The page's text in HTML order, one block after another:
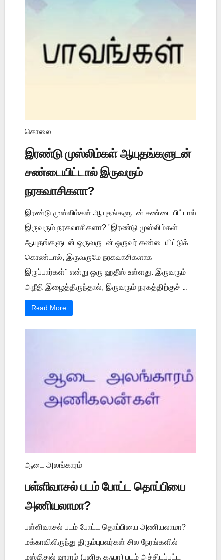
கொலை
இரண்டு முஸ்லிம்கள் ஆயுதங்களுடன்
சண்டையிட்டால் இருவரும்
நரகவாசிகளா?
இரண்டு முஸ்லிம்கள் ஆயுதங்களுடன் சண்டையிட்டால்
இருவரும் நரகவாசிகளா? "இரண்டு முஸ்லிம்கள்
ஆயுதங்களுடன் ஒருவருடன் ஒருவர் சண்டையிட்டுக்
கொண்டால், இருவருமே நரகவாசிகளாக
இருப்பார்கள்" என்று ஒரு ஹதீஸ் உள்ளது. இருவரும்
அநீதி இழைத்திருந்தால், இருவரும் நரகத்திற்குச் ...
Read More
ஆடை அலங்காரம்
பள்ளிவாசல் படம் போட்ட தொப்பியை
அணியலாமா?
பள்ளிவாசல் படம் போட்ட தொப்பியை அணியலாமா?
மக்காவிலிருந்து திரும்புபவர்கள் சில நேரங்களில்
மஸ்ஜிதுல் ஹராம் (புனித கஃபா) படம் அச்சிடப்பட்ட